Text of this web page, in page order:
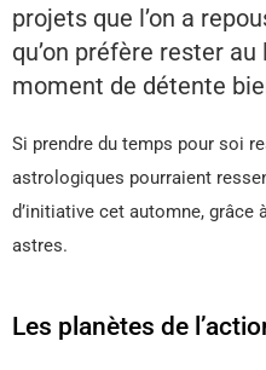
projets que l’on a
qu’on préfère rester
moment de détente
Si prendre du temps pour soi
astrologiques pourraient
d’initiative cet automne, grâce
astres.
Les planètes de